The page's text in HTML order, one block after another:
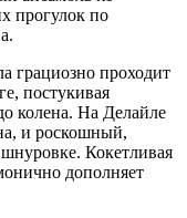
прогулок по
грациозно проходит
постукивая
колена. На Делайле
и роскошный,
Кокетливая
дополняет